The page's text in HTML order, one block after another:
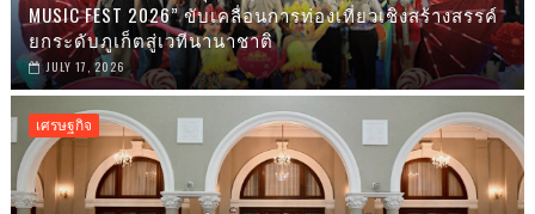
MUSIC FEST 2026” ขับเคลื่อนการท่องเที่ยวเชิงสร้างสรรค์
ยกระดับภูเก็ตสู่เวทีนานาชาติ
JULY 17, 2026
เศรษฐกิจ